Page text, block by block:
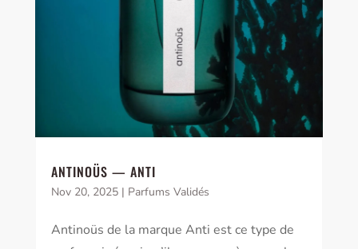
ANTINOÜS — ANTI
Nov 20, 2025| Parfums Validés
Antinoüs de la marque Anti est ce type de